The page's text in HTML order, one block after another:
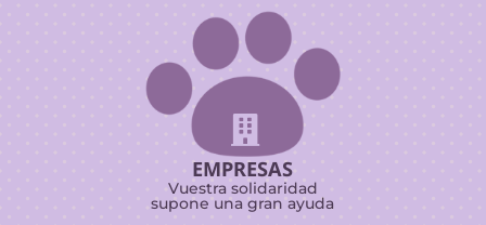

EMPRESAS
Vuestra solidaridad
supone una gran ayuda